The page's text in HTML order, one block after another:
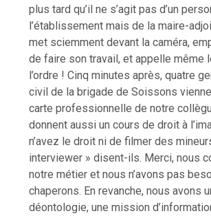
plus tard qu’il ne s’agit pas d’un
l’établissement mais de la maire-
met sciemment devant la caméra,
de faire son travail, et appelle même
l’ordre ! Cinq minutes après, quatre
civil de la brigade de Soissons
carte professionnelle de notre
donnent aussi un cours de droit à
n’avez le droit ni de filmer des
interviewer » disent-ils. Merci, nous
notre métier et nous n’avons pas
chaperons. En revanche, nous avons
déontologie, une mission